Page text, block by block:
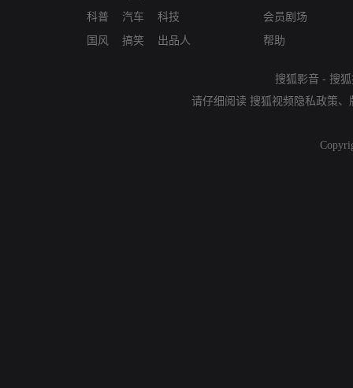
科普
国风
汽车
搞笑
科技
出品人
会员剧场
帮助
搜狐影音 - 搜
请仔细阅读 搜狐视频隐私政策、